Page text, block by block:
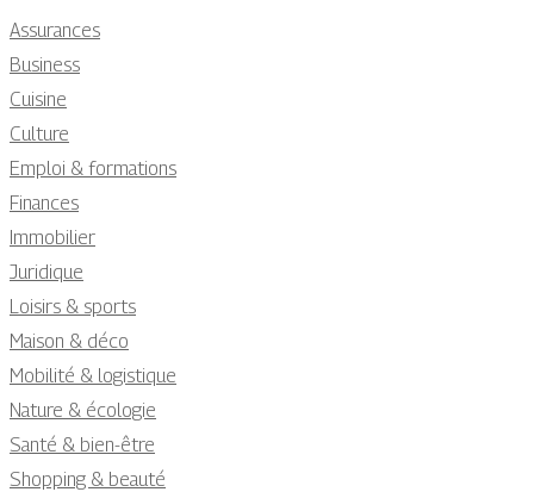
Assurances
Business
Cuisine
Culture
Emploi & formations
Finances
Immobilier
Juridique
Loisirs & sports
Maison & déco
Mobilité & logistique
Nature & écologie
Santé & bien-être
Shopping & beauté